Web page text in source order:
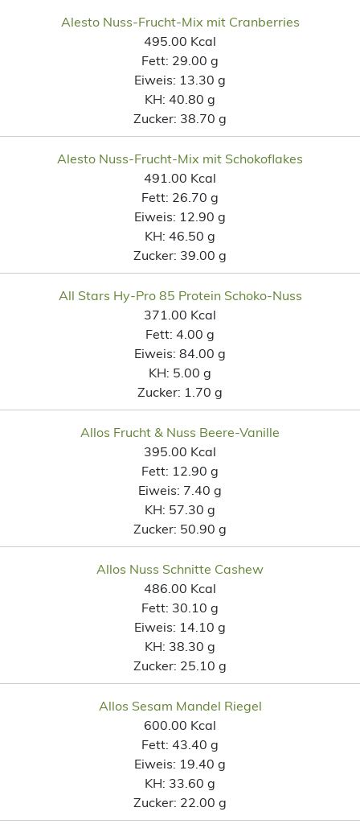
Alesto Nuss-Frucht-Mix mit Cranberries
495.00 Kcal
Fett: 29.00 g
Eiweis: 13.30 g
KH: 40.80 g
Zucker: 38.70 g
Alesto Nuss-Frucht-Mix mit Schokoflakes
491.00 Kcal
Fett: 26.70 g
Eiweis: 12.90 g
KH: 46.50 g
Zucker: 39.00 g
All Stars Hy-Pro 85 Protein Schoko-Nuss
371.00 Kcal
Fett: 4.00 g
Eiweis: 84.00 g
KH: 5.00 g
Zucker: 1.70 g
Allos Frucht & Nuss Beere-Vanille
395.00 Kcal
Fett: 12.90 g
Eiweis: 7.40 g
KH: 57.30 g
Zucker: 50.90 g
Allos Nuss Schnitte Cashew
486.00 Kcal
Fett: 30.10 g
Eiweis: 14.10 g
KH: 38.30 g
Zucker: 25.10 g
Allos Sesam Mandel Riegel
600.00 Kcal
Fett: 43.40 g
Eiweis: 19.40 g
KH: 33.60 g
Zucker: 22.00 g